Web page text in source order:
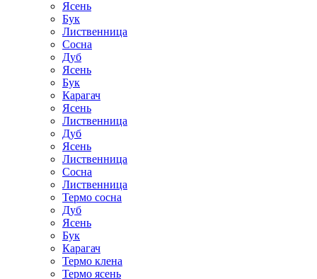
Ясень
Бук
Лиственница
Сосна
Дуб
Ясень
Бук
Карагач
Ясень
Лиственница
Дуб
Ясень
Лиственница
Сосна
Лиственница
Термо сосна
Дуб
Ясень
Бук
Карагач
Термо клена
Термо ясень